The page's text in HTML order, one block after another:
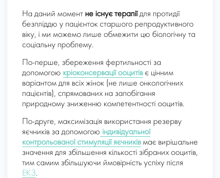
На даний момент не існує терапіїдля протидії
безпліддю у пацієнток старшого репродуктивного
віку, і ми можемо лише обмежити цю біологічну та
соціальну проблему.
По-перше, збереження фертильності за
допомогою кріоконсервації ооцитівє цінним
варіантом для всіх жінок (не лише онкологічних
пацієнтів), спрямованих на запобігання
природному зниженню компетентності ооцитів.
По-друге, максимізація використання резерву
яєчників за допомогою індивідуальної
контрольованої стимуляції яєчниківмає вирішальне
значення для збільшення кількості зібраних ооцитів,
тим самим збільшуючи ймовірність успіху після
ЕКЗ.